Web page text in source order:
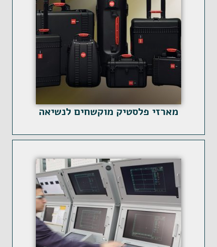
מארזי פלסטיק מוקשחים לנשיאה